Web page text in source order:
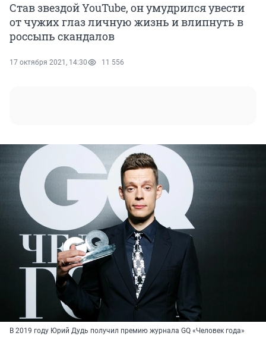
Став звездой YouTube, он умудрился увести
от чужих глаз личную жизнь и влипнуть в
россыпь скандалов
17 октября 2021, 14:30 11 556
В 2019 году Юрий Дудь получил премию журнала GQ «Человек года»